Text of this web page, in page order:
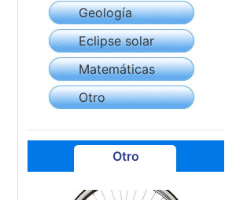
Geología
Eclipse solar
Matemáticas
Otro
Otro